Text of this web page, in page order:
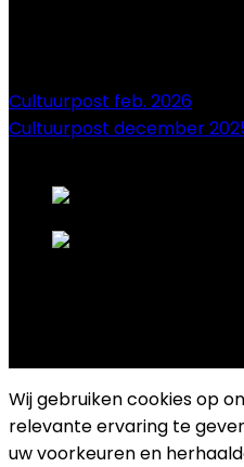
Cultuurpost feb. 2026
Cultuurpost december
Wij gebruiken cookies op
relevante ervaring te
uw voorkeuren en